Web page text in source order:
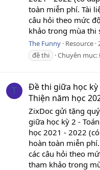
toàn miễn phí. Tài
câu hỏi theo mức
khảo trong mùa thi
The Funny Resource
đề thi
Chuyên mục:
T
Đề thi giữa học kỳ
Thiện năm học
ZixDoc gửi tặng
giữa học kỳ 2 -
học 2021 - 2022
hoàn toàn miễn
các câu hỏi theo
tham khảo trong